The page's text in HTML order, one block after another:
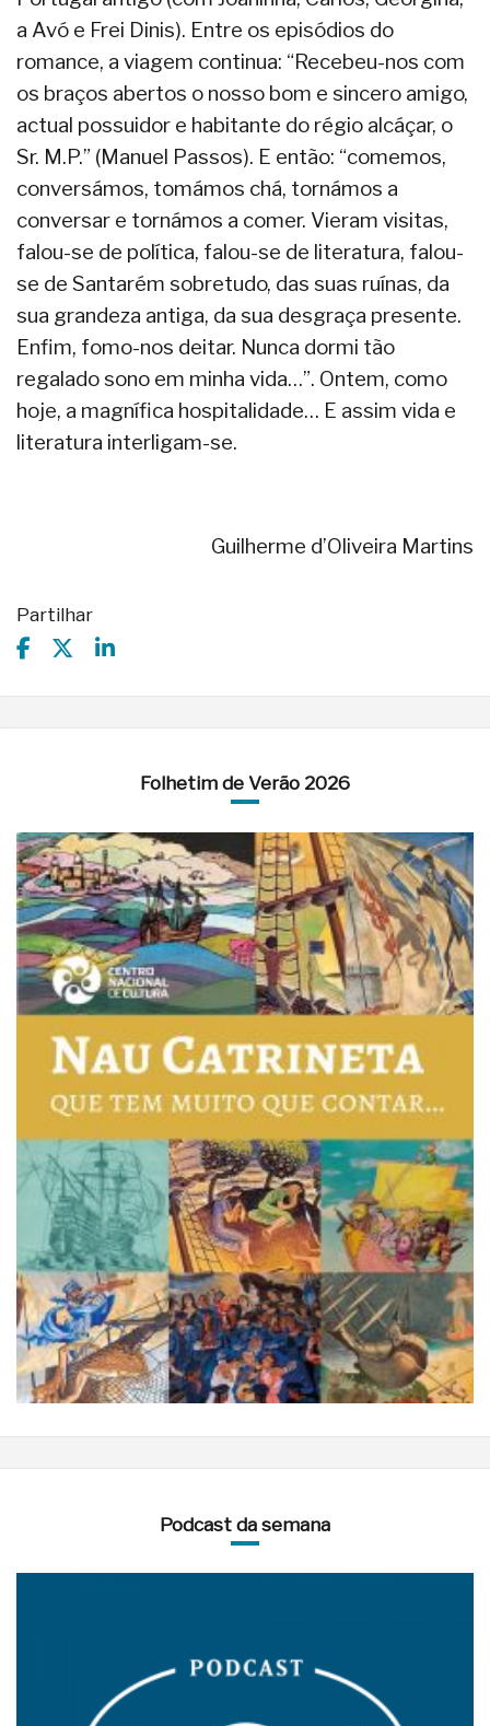
a Avó e Frei Dinis). Entre os episódios do
romance, a viagem continua: “Recebeu-nos com
os braços abertos o nosso bom e sincero amigo,
actual possuidor e habitante do régio alcáçar, o
Sr. M.P.” (Manuel Passos). E então: “comemos,
conversámos, tomámos chá, tornámos a
conversar e tornámos a comer. Vieram visitas,
falou-se de política, falou-se de literatura, falou-
se de Santarém sobretudo, das suas ruínas, da
sua grandeza antiga, da sua desgraça presente.
Enfim, fomo-nos deitar. Nunca dormi tão
regalado sono em minha vida…”. Ontem, como
hoje, a magnífica hospitalidade… E assim vida e
literatura interligam-se.
Guilherme d’Oliveira Martins
Partilhar
Folhetim de Verão 2026
Podcast da semana